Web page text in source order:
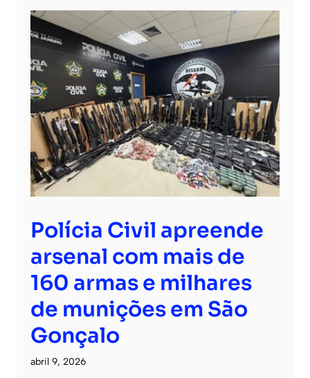
Polícia Civil apreende
arsenal com mais de
160 armas e milhares
de munições em São
Gonçalo
abril 9, 2026